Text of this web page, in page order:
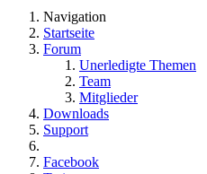
Navigation
Startseite
Forum
Unerledigte Themen
Team
Mitglieder
Downloads
Support
Facebook